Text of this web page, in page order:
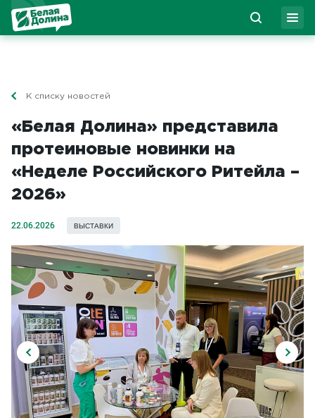
К списку новостей
«Белая Долина» представила
протеиновые новинки на
«Неделе Российского Ритейла –
2026»
22.06.2026 ВЫСТАВКИ